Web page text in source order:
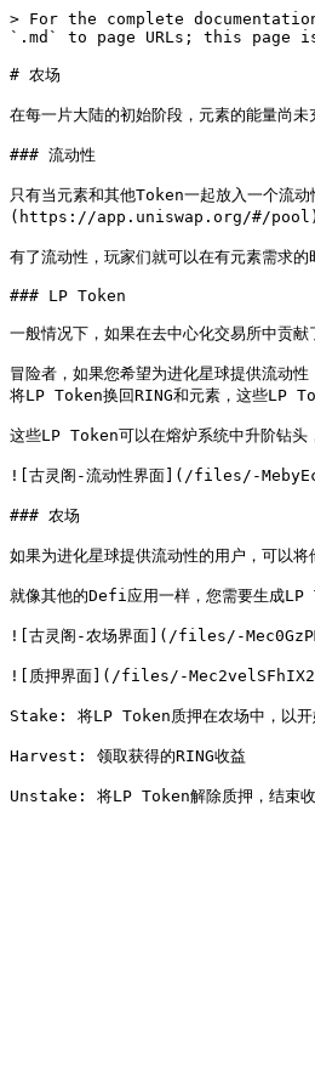
> For the complete
`.md` to page URLs; this page
# 农场
在每一片大陆的初始阶段，元素的能量尚
### 流动性
只有当元素和其他Token一起放入一个流
(https://app.uniswap.org/#/pool)，
有了流动性，玩家们就可以在有元素需求
### LP Token
一般情况下，如果在去中心化交易所中贡
冒险者，如果您希望为进化星球提供流动
将LP Token换回RING和元素，这些LP
这些LP Token可以在熔炉系统中升阶钻头
![古灵阁-流动性界面](/files/-
### 农场
如果为进化星球提供流动性的用户，可以
就像其他的Defi应用一样，您需要生成LP
![古灵阁-农场界面](/files/-
![质押界面](/files/-
Stake: 将LP Token质押在农场中，以开
Harvest: 领取获得的RING收益